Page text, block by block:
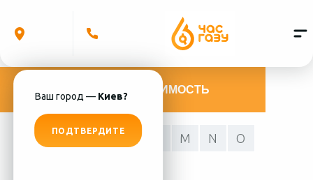
Ваш город — Киев?
ПОДТВЕРДИТЕ
РАССЧИТАТЬ СТОИМОСТЬ
C E M N
O